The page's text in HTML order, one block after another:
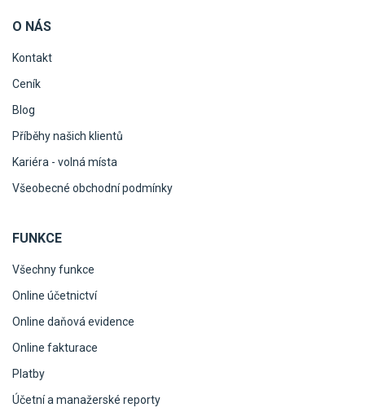
O NÁS
Kontakt
Ceník
Blog
Příběhy našich klientů
Kariéra - volná místa
Všeobecné obchodní podmínky
FUNKCE
Všechny funkce
Online účetnictví
Online daňová evidence
Online fakturace
Platby
Účetní a manažerské reporty